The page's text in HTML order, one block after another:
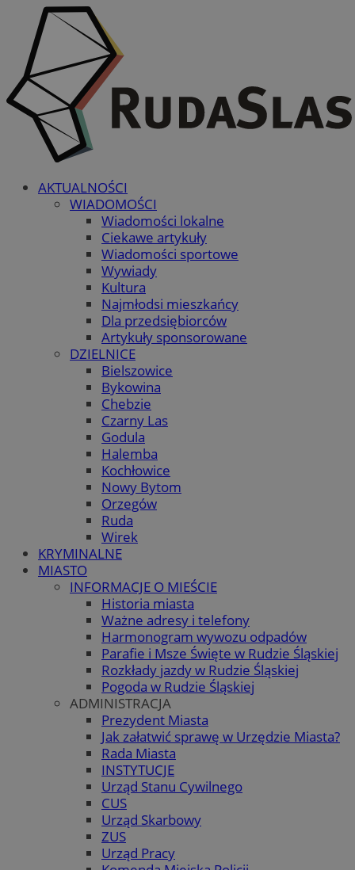
AKTUALNOŚCI
WIADOMOŚCI
Wiadomości lokalne
Ciekawe artykuły
Wiadomości sportowe
Wywiady
Kultura
Najmłodsi mieszkańcy
Dla przedsiębiorców
Artykuły sponsorowane
DZIELNICE
Bielszowice
Bykowina
Chebzie
Czarny Las
Godula
Halemba
Kochłowice
Nowy Bytom
Orzegów
Ruda
Wirek
KRYMINALNE
MIASTO
INFORMACJE O MIEŚCIE
Historia miasta
Ważne adresy i telefony
Harmonogram wywozu odpadów
Parafie i Msze Święte w Rudzie Śląskiej
Rozkłady jazdy w Rudzie Śląskiej
Pogoda w Rudzie Śląskiej
ADMINISTRACJA
Prezydent Miasta
Jak załatwić sprawę w Urzędzie Miasta?
Rada Miasta
INSTYTUCJE
Urząd Stanu Cywilnego
CUS
Urząd Skarbowy
ZUS
Urząd Pracy